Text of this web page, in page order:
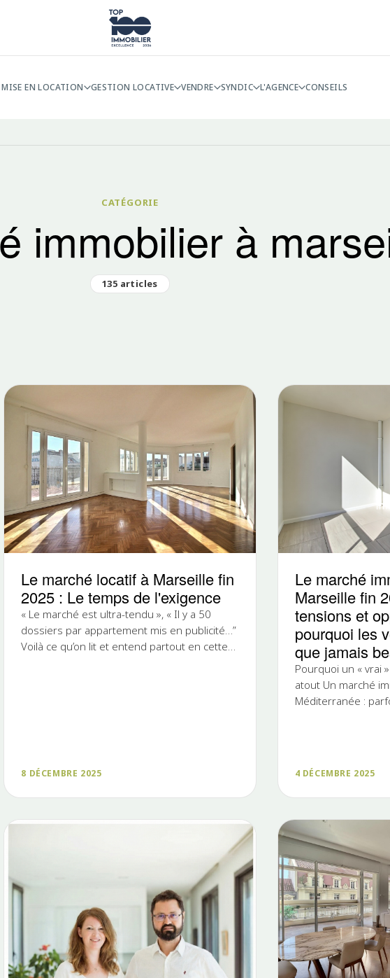
MISE EN LOCATION GESTION LOCATIVE VENDRE SYNDIC L'AGENCE CONSEILS
CATÉGORIE
immobilier à
135 articles
Le marché locatif à Marseille fin
2025 : Le temps de l'exigence
« Le marché est ultra-tendu », « Il y a 50
dossiers par appartement mis en publicité…”
Voilà ce qu’on lit et entend partout en cette
8 DÉCEMBRE 2025
Le marché
Marseille fin
tensions et
pourquoi les
que jamais
Pourquoi un « vrai
atout Un marché
Méditerranée :
4 DÉCEMBRE 2025